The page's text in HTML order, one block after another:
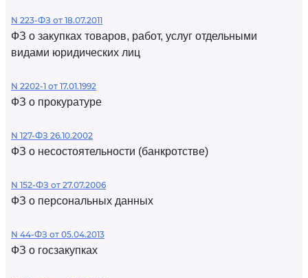
N 223-ФЗ от 18.07.2011
ФЗ о закупках товаров, работ, услуг отдельными
видами юридических лиц
N 2202-1 от 17.01.1992
ФЗ о прокуратуре
N 127-ФЗ 26.10.2002
ФЗ о несостоятельности (банкротстве)
N 152-ФЗ от 27.07.2006
ФЗ о персональных данных
N 44-ФЗ от 05.04.2013
ФЗ о госзакупках